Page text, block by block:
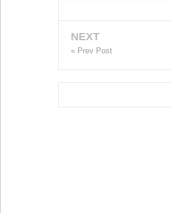
NEXT
« Prev Post